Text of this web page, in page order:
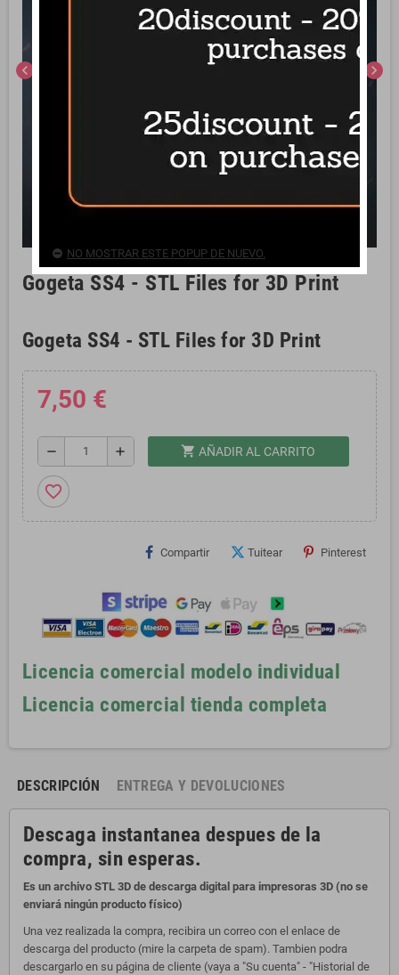
chevron_left chevron_right
Gogeta SS4 - STL Files for 3D Print
Gogeta SS4 - STL Files for 3D Print
7,50 €
remove add shopping_cart AÑADIR AL CARRITO
favorite_border
Compartir Tuitear Pinterest
Licencia comercial modelo individual
Licencia comercial tienda completa
DESCRIPCIÓN ENTREGA Y DEVOLUCIONES
Descaga instantanea despues de la
compra, sin esperas.
Es un archivo STL 3D de descarga digital para impresoras 3D (no se
enviará ningún producto físico)
Una vez realizada la compra, recibira un correo con el enlace de
descarga del producto (mire la carpeta de spam). Tambien podra
descargarlo en su página de cliente (vaya a "Su cuenta" - "Historial de
NO MOSTRAR ESTE POPUP DE NUEVO.